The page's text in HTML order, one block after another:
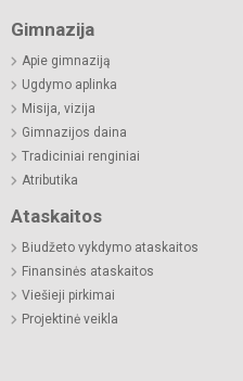
Gimnazija
Apie gimnaziją
Ugdymo aplinka
Misija, vizija
Gimnazijos daina
Tradiciniai renginiai
Atributika
Ataskaitos
Biudžeto vykdymo ataskaitos
Finansinės ataskaitos
Viešieji pirkimai
Projektinė veikla